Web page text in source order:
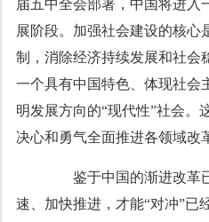
届五中全会部署，中国将进入
展阶段。加强社会建设的核心
制，消除经济持续发展和社会
一个具有中国特色、体现社会
明发展方向的“现代性”社会。
决心和勇气全面推进各领域改
鉴于中国的渐进改革已
速、加快推进，才能“对冲”已